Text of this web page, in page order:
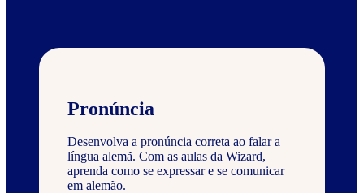
Pronúncia
Desenvolva a pronúncia correta ao falar a
língua alemã. Com as aulas da Wizard,
aprenda como se expressar e se comunicar
em alemão.